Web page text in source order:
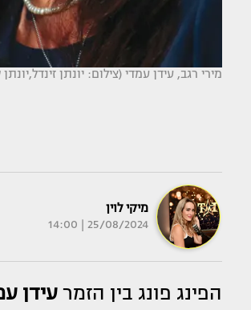
מירי רגב, עידן עמדי (צילום: יונתן זינדל,יונתן
מיקי לוין
25/08/2024 | 14:00
הפינג פונג בין הזמר עידן